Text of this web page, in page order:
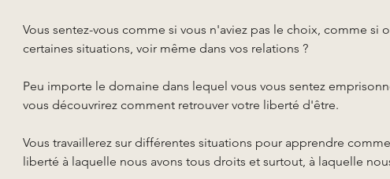
Vous sentez-vous comme si vous n'aviez pas le choix, comme si
certaines situations, voir même dans vos relations ?
Peu importe le domaine dans lequel vous vous sentez
vous découvrirez comment retrouver votre liberté d'être.
Vous travaillerez sur différentes situations pour apprendre
liberté à laquelle nous avons tous droits et surtout, à laquelle